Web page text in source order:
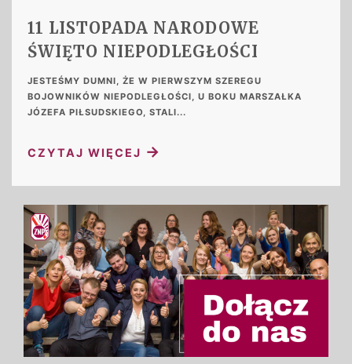
11 LISTOPADA NARODOWE
ŚWIĘTO NIEPODLEGŁOŚCI
JESTEŚMY DUMNI, ŻE W PIERWSZYM SZEREGU
BOJOWNIKÓW NIEPODLEGŁOŚCI, U BOKU MARSZAŁKA
JÓZEFA PIŁSUDSKIEGO, STALI...
CZYTAJ WIĘCEJ →